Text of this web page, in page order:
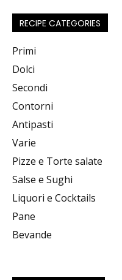
RECIPE CATEGORIES
Primi
Dolci
Secondi
Contorni
Antipasti
Varie
Pizze e Torte salate
Salse e Sughi
Liquori e Cocktails
Pane
Bevande